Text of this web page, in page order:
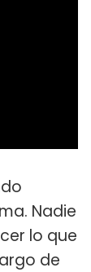
Nadie
lo que
de